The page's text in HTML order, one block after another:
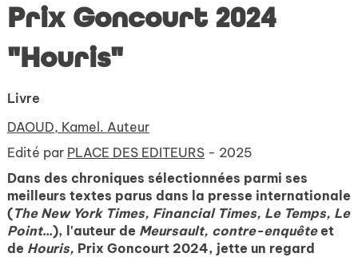
Prix Goncourt 2024
"Houris"
Livre
DAOUD, Kamel. Auteur
Edité par PLACE DES EDITEURS - 2025
Dans des chroniques sélectionnées parmi ses
meilleurs textes parus dans la presse internationale
(The New York Times, Financial Times, Le Temps, Le
Point...), l'auteur de Meursault, contre-enquêteet
de Houris, Prix Goncourt 2024, jette un regard